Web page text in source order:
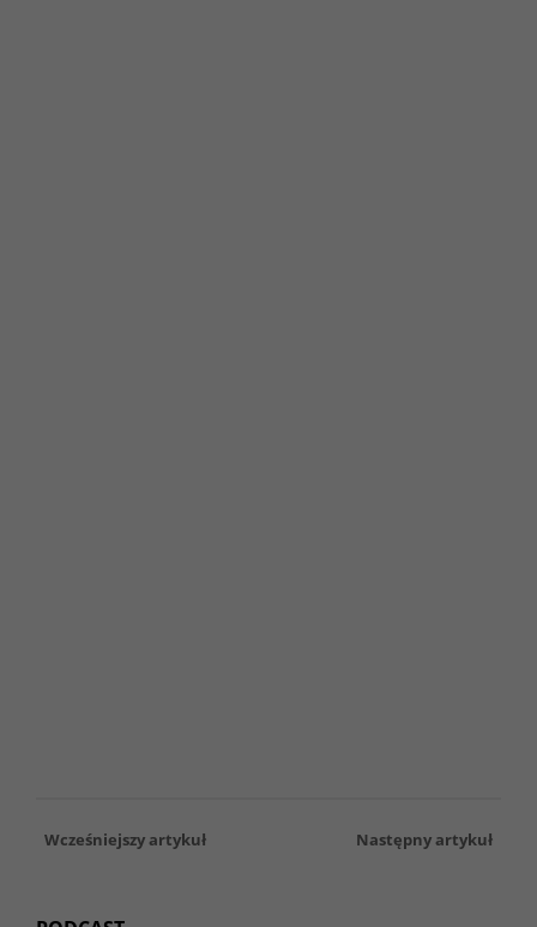
Wcześniejszy artykuł Następny artykuł